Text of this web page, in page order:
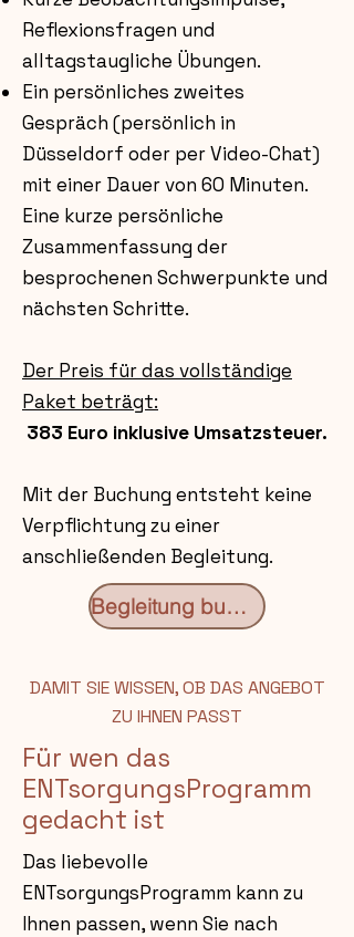
Reflexionsfragen und
alltagstaugliche Übungen.
Ein persönliches zweites
Gespräch (persönlich in
Düsseldorf oder per Video-Chat)
mit einer Dauer von 60 Minuten.
Eine kurze persönliche
Zusammenfassung der
besprochenen Schwerpunkte und
nächsten Schritte.
Der Preis für das vollständige
Paket beträgt:
383 Euro inklusive Umsatzsteuer.
Mit der Buchung entsteht keine
Verpflichtung zu einer
anschließenden Begleitung.
Begleitung buchen
DAMIT SIE WISSEN, OB DAS ANGEBOT
ZU IHNEN PASST
Für wen das
ENTsorgungsProgramm
gedacht ist
Das liebevolle
ENTsorgungsProgramm kann zu
Ihnen passen, wenn Sie nach